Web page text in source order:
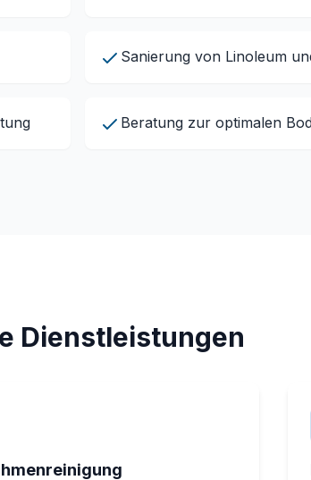
Sanierung von Linoleum
Beratung zur optimalen
Dienstleistungen